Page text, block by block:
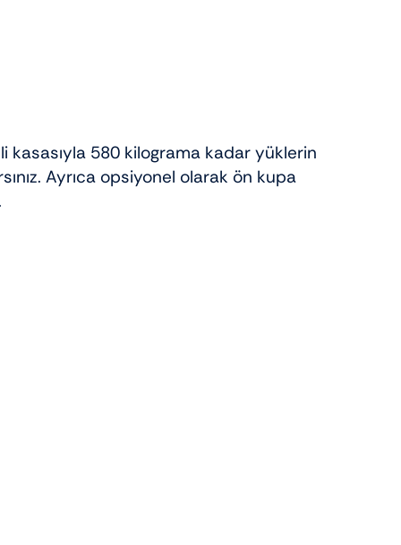
580 kilograma kadar yüklerinizi
Ayrıca opsiyonel olarak ön kupa